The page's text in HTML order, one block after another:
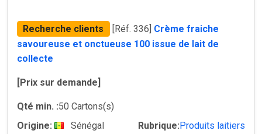
Recherche clients [Réf. 336] Crème fraiche
savoureuse et onctueuse 100 issue de lait de
collecte
[Prix sur demande]
Qté min. :50 Cartons(s)
Origine:
Sénégal Rubrique: Produits laitiers